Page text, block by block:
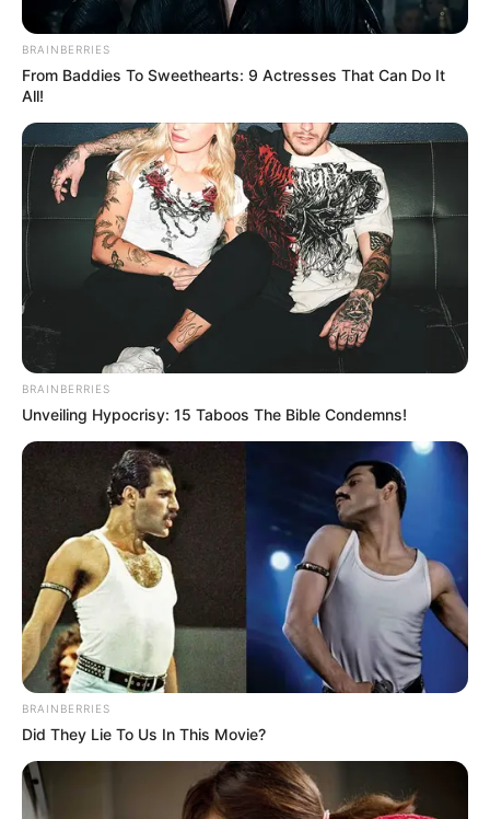
INFRACCIÓN
El Spark azul está suelto: lo pillaron
rodando por Bogotá como si nada
COMPARENDOS
Dejar un comparendo por
convivencia sin pagar le
puede salir más caro de lo
que cree: ojo a las
MULTAS DE TRÁNSITO
Conductor del Spark azul
choca con otra gravísima
acusación: "Parecía estar
bajo efectos de
sustancias"
SECRETARÍA DE MOVILIDAD
Movilidad frena en seco a
salvajes como el del Spark
azul: campaña empezó a
funcionar
BRAINBERRIES
From Baddies To Sweethearts: 9 Actresses That Can Do It
All!
BRAINBERRIES
Unveiling Hypocrisy: 15 Taboos The Bible Condemns!
BRAINBERRIES
Did They Lie To Us In This Movie?